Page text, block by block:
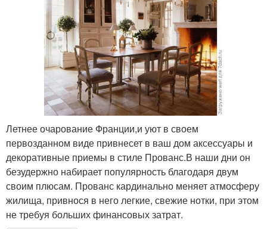
Летнее очарование Франции,и уют в своем
первозданном виде привнесет в ваш дом аксессуары и
декоративные приемы в стиле Прованс.В наши дни он
безудержно набирает популярность благодаря двум
своим плюсам. Прованс кардинально меняет атмосферу
жилища, привнося в него легкие, свежие нотки, при этом
не требуя больших финансовых затрат.